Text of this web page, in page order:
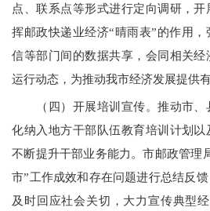
点、联系点等形式进行定向调研，
挥邮政快递业经济“晴雨表”的作用
信等部门间的数据共享，会同相关
运行动态，为推动我市经济发展提供有
（四）开展培训宣传。推动市、
化纳入地方干部队伍教育培训计划以
不断提升干部业务能力。市邮政管理
市”工作成效和存在问题进行总结反
及时回应社会关切，大力宣传典型